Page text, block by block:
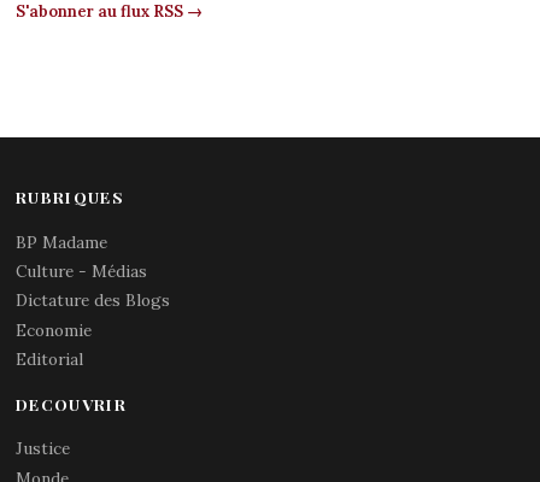
S'abonner au flux RSS →
RUBRIQUES
BP Madame
Culture - Médias
Dictature des Blogs
Economie
Editorial
DECOUVRIR
Justice